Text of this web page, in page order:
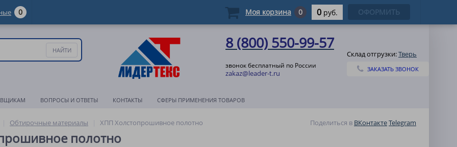
8 (800) 550-99-57
звонок бесплатный по России
zakaz@leader-t.ru
Склад отгрузки:Тверь
ЗАКАЗАТЬ ЗВОНОК
ВОПРОСЫ И ОТВЕТЫ КОНТАКТЫ СФЕРЫ ПРИМЕНЕНИЯ ТОВАРОВ
Обтирочные материалы ХПП Холстопрошивное полотно Поделиться в ВКонтактеTelegram
полотно
0 Моя корзина 0 0 руб. ОФОРМИТЬ